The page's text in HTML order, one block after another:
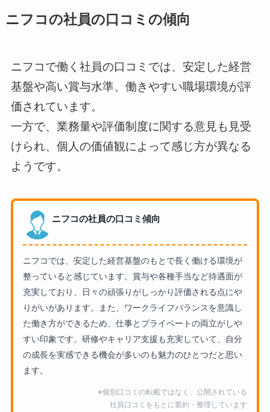
ニフコの社員の口コミの傾向
ニフコで働く社員の口コミでは、安定した経営
基盤や高い賞与水準、働きやすい職場環境が評
価されています。
一方で、業務量や評価制度に関する意見も見受
けられ、個人の価値観によって感じ方が異なる
ようです。
ニフコの社員の口コミ傾向
ニフコでは、安定した経営基盤のもとで長く働ける環境が
整っていると感じています。賞与や各種手当など待遇面が
充実しており、日々の頑張りがしっかり評価される点にや
りがいがあります。また、ワークライフバランスを意識し
た働き方ができるため、仕事とプライベートの両立がしや
すい印象です。研修やキャリア支援も充実していて、自分
の成長を実感できる機会が多いのも魅力のひとつだと思い
ます。
※個別口コミの転載ではなく、公開されている
社員口コミをもとに要約・整理しています